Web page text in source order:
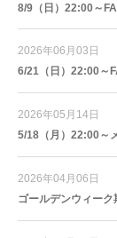
8/9（日）22:00～
2026年06月03日
6/21（日）22:00～
2026年05月14日
5/18（月）22:00～
2026年04月06日
ゴールデンウィー